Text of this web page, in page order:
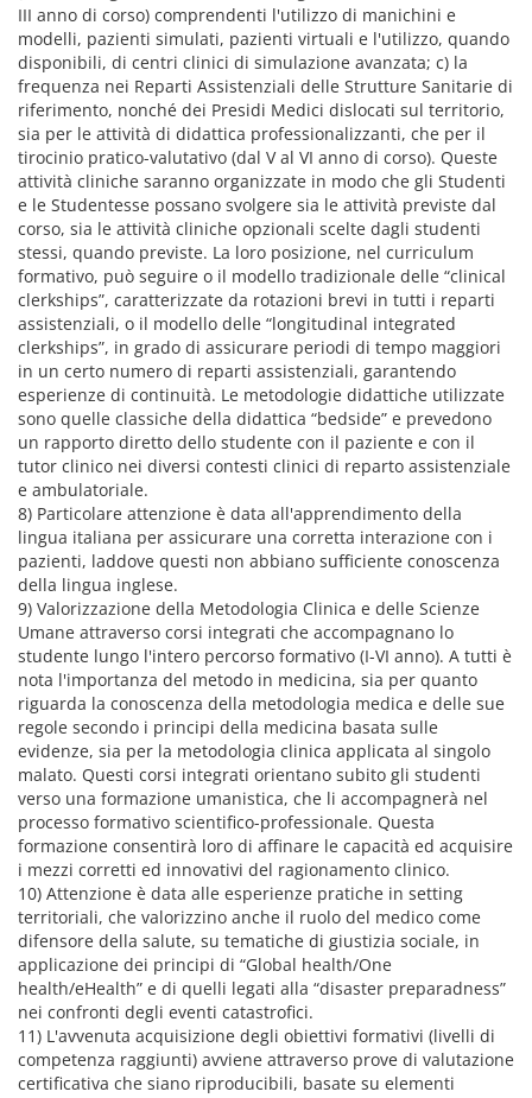
III anno di corso) comprendenti l'utilizzo di manichini e
modelli, pazienti simulati, pazienti virtuali e l'utilizzo, quando
disponibili, di centri clinici di simulazione avanzata; c) la
frequenza nei Reparti Assistenziali delle Strutture Sanitarie di
riferimento, nonché dei Presidi Medici dislocati sul territorio,
sia per le attività di didattica professionalizzanti, che per il
tirocinio pratico-valutativo (dal V al VI anno di corso). Queste
attività cliniche saranno organizzate in modo che gli Studenti
e le Studentesse possano svolgere sia le attività previste dal
corso, sia le attività cliniche opzionali scelte dagli studenti
stessi, quando previste. La loro posizione, nel curriculum
formativo, può seguire o il modello tradizionale delle “clinical
clerkships”, caratterizzate da rotazioni brevi in tutti i reparti
assistenziali, o il modello delle “longitudinal integrated
clerkships”, in grado di assicurare periodi di tempo maggiori
in un certo numero di reparti assistenziali, garantendo
esperienze di continuità. Le metodologie didattiche utilizzate
sono quelle classiche della didattica “bedside” e prevedono
un rapporto diretto dello studente con il paziente e con il
tutor clinico nei diversi contesti clinici di reparto assistenziale
e ambulatoriale.
8) Particolare attenzione è data all'apprendimento della
lingua italiana per assicurare una corretta interazione con i
pazienti, laddove questi non abbiano sufficiente conoscenza
della lingua inglese.
9) Valorizzazione della Metodologia Clinica e delle Scienze
Umane attraverso corsi integrati che accompagnano lo
studente lungo l'intero percorso formativo (I-VI anno). A tutti è
nota l'importanza del metodo in medicina, sia per quanto
riguarda la conoscenza della metodologia medica e delle sue
regole secondo i principi della medicina basata sulle
evidenze, sia per la metodologia clinica applicata al singolo
malato. Questi corsi integrati orientano subito gli studenti
verso una formazione umanistica, che li accompagnerà nel
processo formativo scientifico-professionale. Questa
formazione consentirà loro di affinare le capacità ed acquisire
i mezzi corretti ed innovativi del ragionamento clinico.
10) Attenzione è data alle esperienze pratiche in setting
territoriali, che valorizzino anche il ruolo del medico come
difensore della salute, su tematiche di giustizia sociale, in
applicazione dei principi di “Global health/One
health/eHealth” e di quelli legati alla “disaster preparadness”
nei confronti degli eventi catastrofici.
11) L'avvenuta acquisizione degli obiettivi formativi (livelli di
competenza raggiunti) avviene attraverso prove di valutazione
certificativa che siano riproducibili, basate su elementi